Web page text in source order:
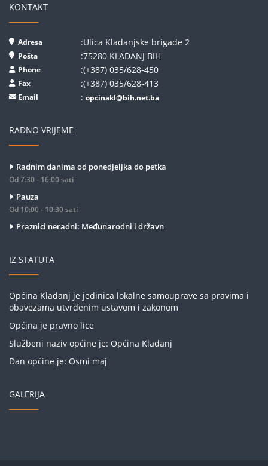
KONTAKT
Adresa :Ulica Kladanjske brigade 2
Pošta :75280 KLADANJ BIH
Phone :(+387) 035/628-450
Fax :(+387) 035/628-413
Email : opcinakl@bih.net.ba
RADNO VRIJEME
Radnim danima od ponedjeljka do petka
Od 7:30 - 16:00 sati
Pauza
Od 10:00 - 10:30 sati
Praznici neradni: Međunarodni i državn
IZ STATUTA
Općina Kladanj je jedinica lokalne samouprave sa pravima i
obavezama utvrđenim ustavom i zakonom
Općina je pravno lice
Službeni naziv općine je: Općina Kladanj
Dan općine je: Osmi maj
GALERIJA